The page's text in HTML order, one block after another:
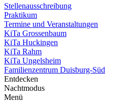
Stellenausschreibung
Praktikum
Termine und Veranstaltungen
KiTa Grossenbaum
KiTa Huckingen
KiTa Rahm
KiTa Ungelsheim
Familienzentrum Duisburg-Süd
Entdecken
Nachtmodus
Menü